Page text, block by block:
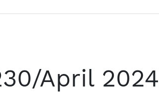
April 2024